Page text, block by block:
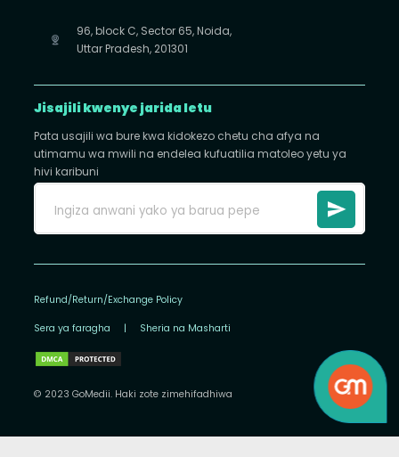
96, block C, Sector 65, Noida,
Uttar Pradesh, 201301
Jisajili kwenye jarida letu
Pata usajili wa bure kwa kidokezo chetu cha afya na
utimamu wa mwili na endelea kufuatilia matoleo yetu ya
hivi karibuni
Refund/Return/Exchange Policy
Sera ya faragha | Sheria na Masharti
© 2023 GoMedii. Haki zote zimehifadhiwa